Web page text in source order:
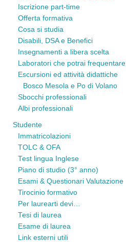
Iscrizione part-time
Offerta formativa
Cosa si studia
Disabili, DSA e Benefici
Insegnamenti a libera scelta
Laboratori che potrai frequentare
Escursioni ed attività didattiche
Bosco Mesola e Po di Volano
Sbocchi professionali
Albi professionali
Studente
Immatricolazioni
TOLC & OFA
Test lingua Inglese
Piano di studio (3° anno)
Esami & Questionari Valutazione
Tirocinio formativo
Per laurearti devi…
Tesi di laurea
Esame di laurea
Link esterni utili